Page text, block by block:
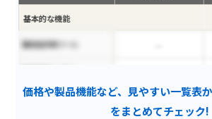
基本的な機能
脆弱性診断ツール
クリップアート
価格や製品機能など、見やすい一覧表
をまとめてチェック!